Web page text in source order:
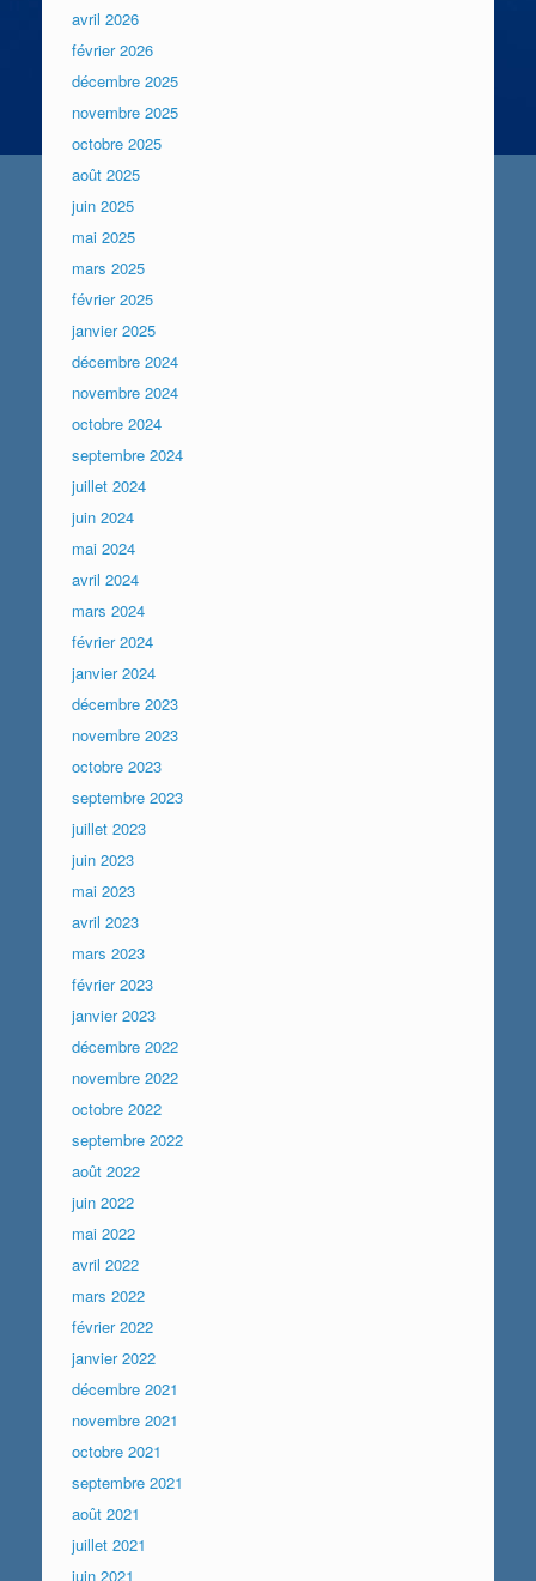
avril 2026
février 2026
décembre 2025
novembre 2025
octobre 2025
août 2025
juin 2025
mai 2025
mars 2025
février 2025
janvier 2025
décembre 2024
novembre 2024
octobre 2024
septembre 2024
juillet 2024
juin 2024
mai 2024
avril 2024
mars 2024
février 2024
janvier 2024
décembre 2023
novembre 2023
octobre 2023
septembre 2023
juillet 2023
juin 2023
mai 2023
avril 2023
mars 2023
février 2023
janvier 2023
décembre 2022
novembre 2022
octobre 2022
septembre 2022
août 2022
juin 2022
mai 2022
avril 2022
mars 2022
février 2022
janvier 2022
décembre 2021
novembre 2021
octobre 2021
septembre 2021
août 2021
juillet 2021
juin 2021